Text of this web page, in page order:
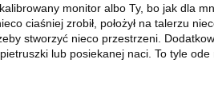
monitor albo Ty, bo jak dla
ciaśniej zrobił, położył na talerzu
stworzyć nieco przestrzeni.
lub posiekanej naci. To tyle